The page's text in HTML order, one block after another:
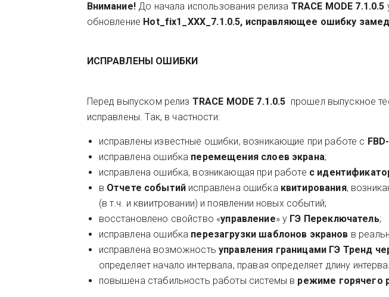
Внимание! До начала использования релиза TRACE MODE 7.1.0.5
обновление Hot_fix1_ХХХ_7.1.0.5, исправляющее ошибку
ИСПРАВЛЕНЫ ОШИБКИ
Перед выпуском релиз TRACE MODE 7.1.0.5 прошел выпускное
исправлены. Так, в частности:
исправлены известные ошибки, возникающие при работе с
исправлена ошибка перемещения слоев экрана;
исправлена ошибка, возникающая при работе с
в Отчете событий исправлена ошибка квитирования,
(в т.ч. и квиитровании) и появлении новых событий;
восстановлено свойство «управление» у ГЭ Переключатель;
исправлена ошибка перезагрузки шаблонов экранов в
исправлена возможностьуправления границами ГЭ Тренд
определяет начало интервала, правая определяет длину
повышена стабильность работы системы в режиме горячего